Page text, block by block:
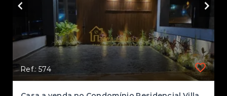
Ref.: 574